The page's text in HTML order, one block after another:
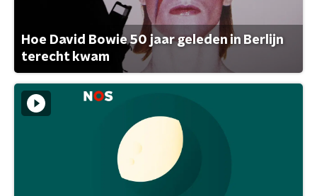
Hoe David Bowie 50 jaar geleden in Berlijn
terecht kwam